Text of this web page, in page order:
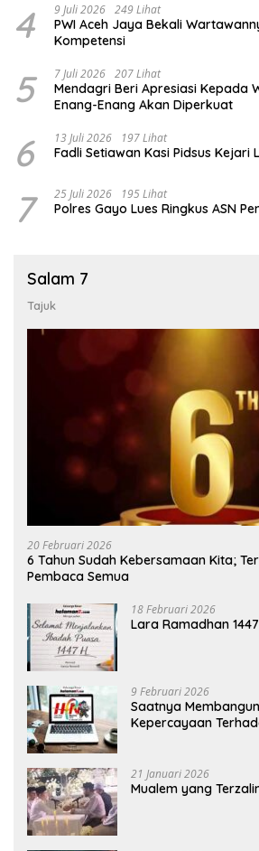
4 9 Juli 2026 249 Lihat
PWI Aceh Jaya Bekali
Kompetensi
5 7 Juli 2026 207 Lihat
Mendagri Beri Apresiasi Kepada
Enang-Enang Akan Diperkuat
6 13 Juli 2026 197 Lihat
Fadli Setiawan Kasi Pidsus Kejari
7 25 Juli 2026 195 Lihat
Polres Gayo Lues Ringkus ASN
Salam 7
Tajuk
20 Februari 2026
6 Tahun Sudah Kebersamaan Kita;
Pembaca Semua
18 Februari 2026
Lara Ramadhan
9 Februari 2026
Saatnya
Kepercayaan
21 Januari 2026
Mualem yang